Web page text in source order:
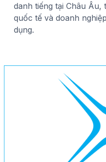
danh tiếng tại Châu
quốc tế và doanh
dụng.